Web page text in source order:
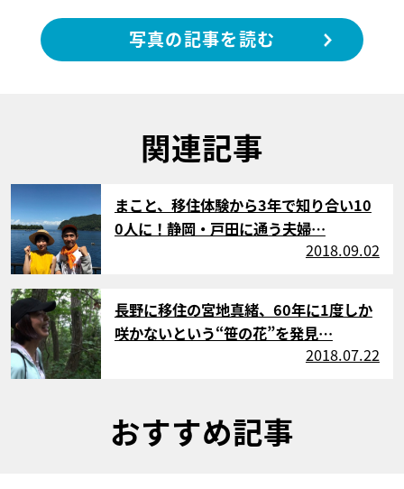
写真の記事を読む
関連記事
サムネイル
まこと、移住体験から3年で知り合い10
0人に！静岡・戸田に通う夫婦…
2018.09.02
サムネイル
長野に移住の宮地真緒、60年に1度しか
咲かないという“笹の花”を発見…
2018.07.22
おすすめ記事